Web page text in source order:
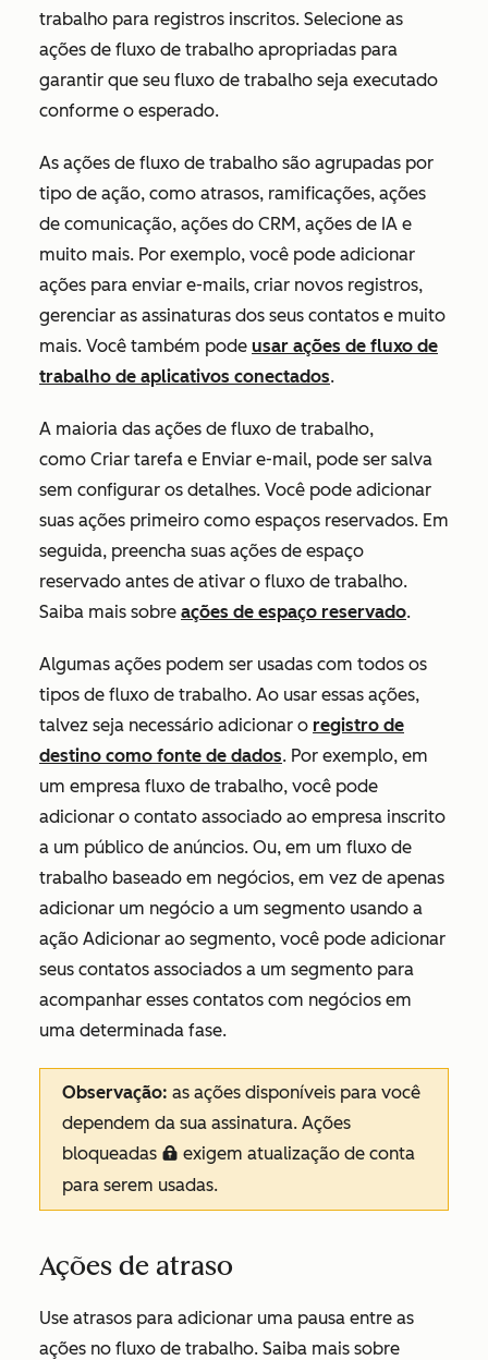
trabalho para registros inscritos. Selecione as
ações de fluxo de trabalho apropriadas para
garantir que seu fluxo de trabalho seja executado
conforme o esperado.
As ações de fluxo de trabalho são agrupadas por
tipo de ação, como atrasos, ramificações, ações
de comunicação, ações do CRM, ações de IA e
muito mais. Por exemplo, você pode adicionar
ações para enviar e-mails, criar novos registros,
gerenciar as assinaturas dos seus contatos e muito
mais. Você também pode usar ações de fluxo de
trabalho de aplicativos conectados.
A maioria das ações de fluxo de trabalho,
como Criar tarefa e Enviar e-mail, pode ser salva
sem configurar os detalhes. Você pode adicionar
suas ações primeiro como espaços reservados. Em
seguida, preencha suas ações de espaço
reservado antes de ativar o fluxo de trabalho.
Saiba mais sobre ações de espaço reservado.
Algumas ações podem ser usadas com todos os
tipos de fluxo de trabalho. Ao usar essas ações,
talvez seja necessário adicionar o registro de
destino como fonte de dados. Por exemplo, em
um empresa fluxo de trabalho, você pode
adicionar o contato associado ao empresa inscrito
a um público de anúncios. Ou, em um fluxo de
trabalho baseado em negócios, em vez de apenas
adicionar um negócio a um segmento usando a
ação Adicionar ao segmento, você pode adicionar
seus contatos associados a um segmento para
acompanhar esses contatos com negócios em
uma determinada fase.
Observação: as ações disponíveis para você
dependem da sua assinatura. Ações
bloqueadas locked exigem atualização de conta
para serem usadas.
Ações de atraso
Use atrasos para adicionar uma pausa entre as
ações no fluxo de trabalho. Saiba mais sobre